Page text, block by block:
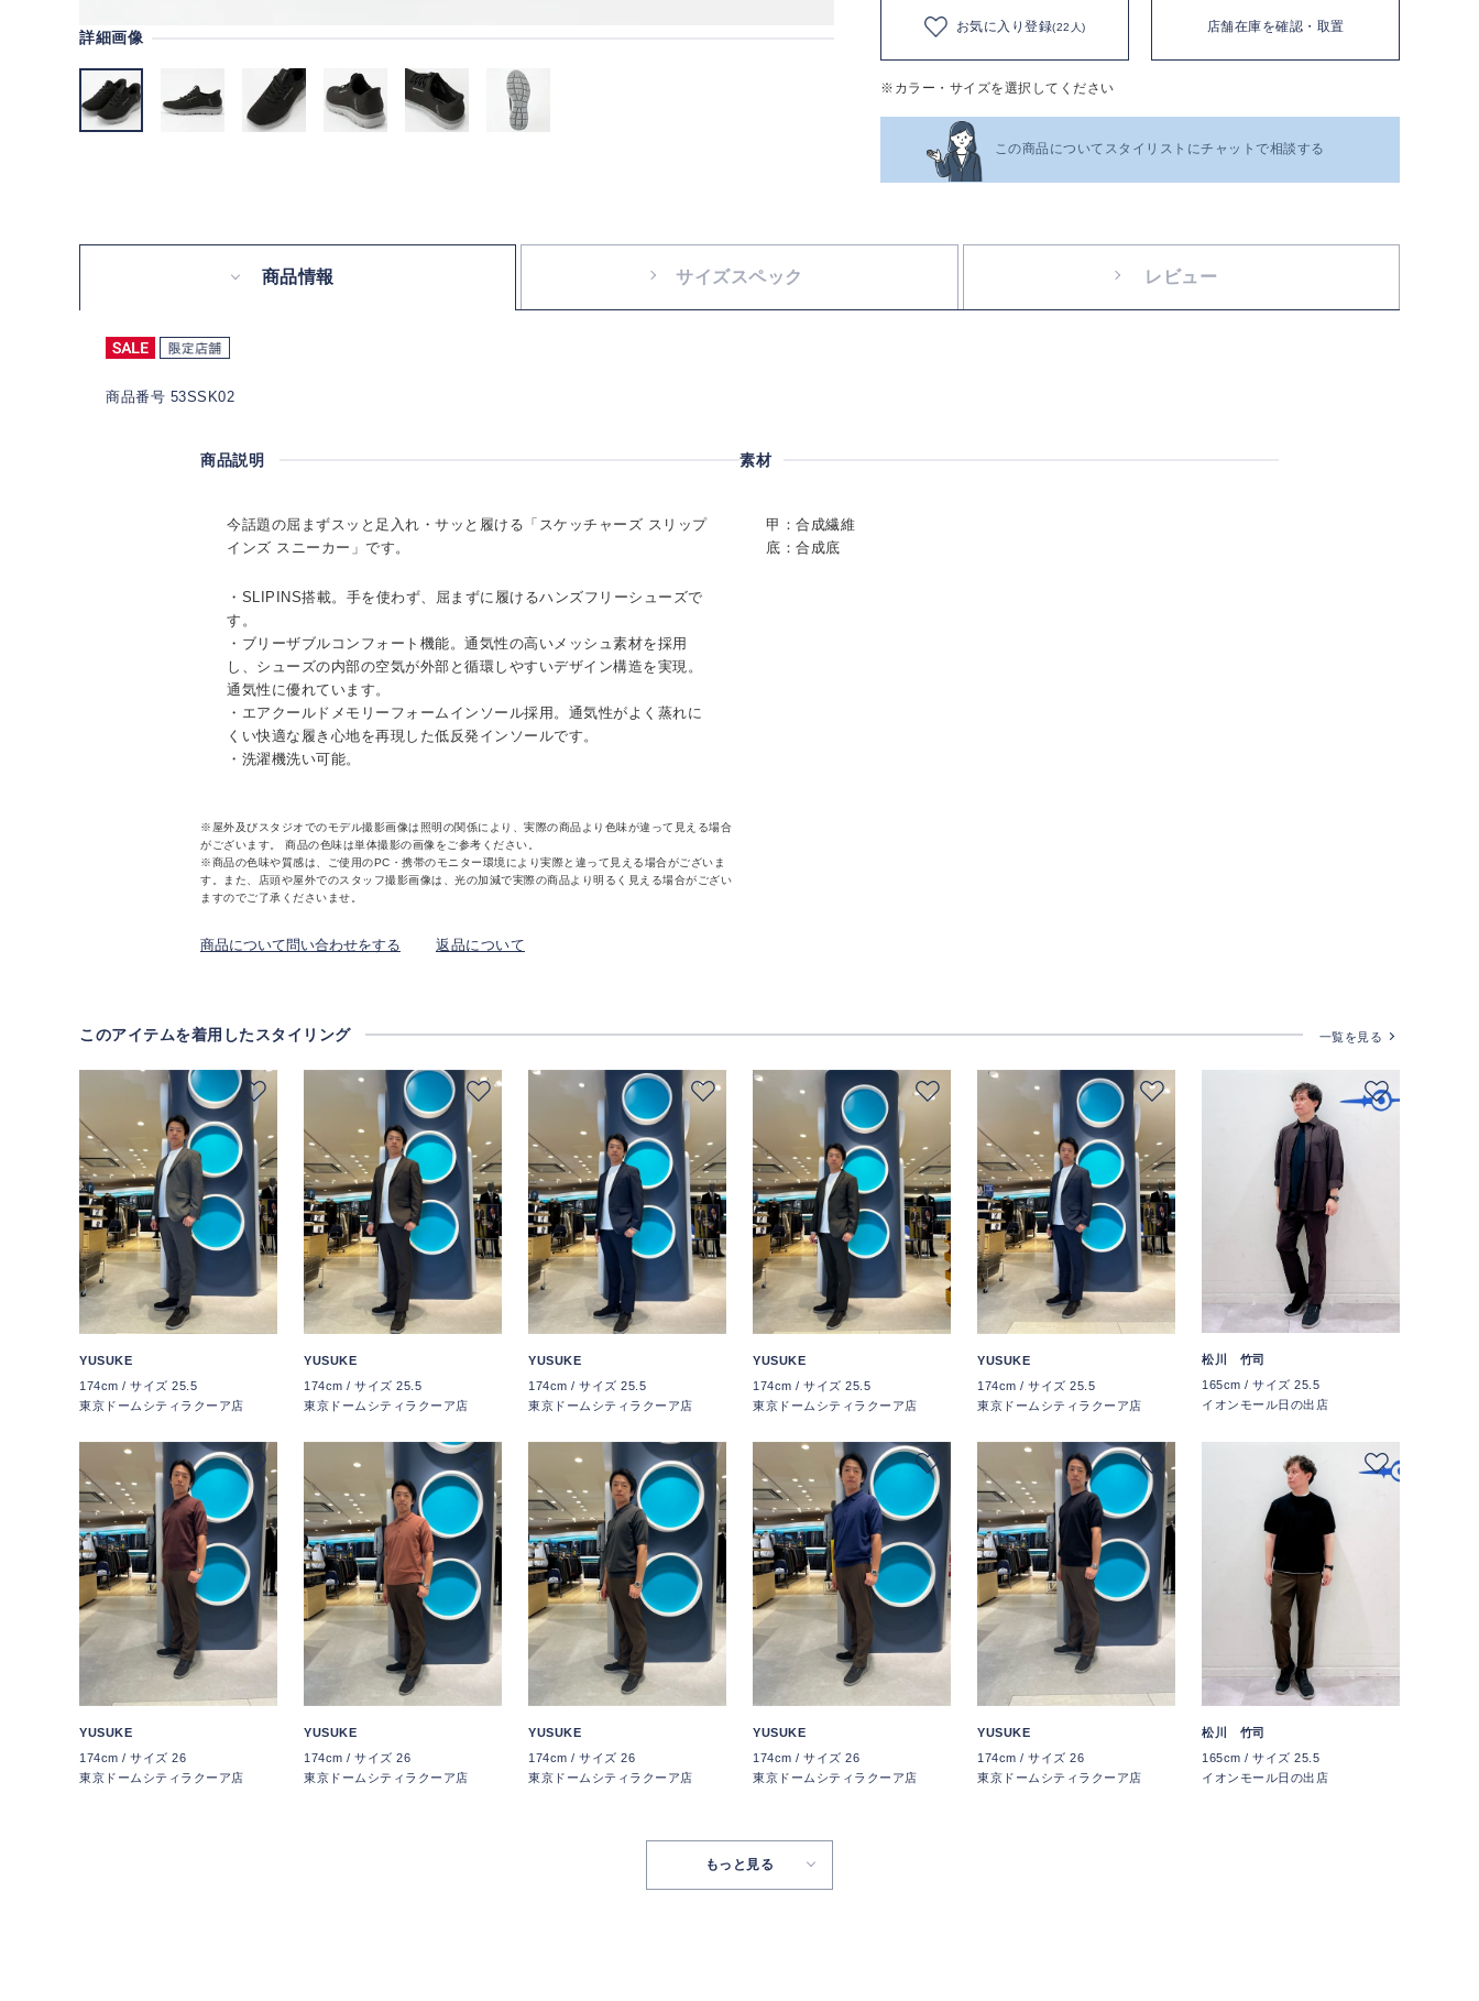
詳細画像
お気に入り登録(22人) 店舗在庫を確認・取置
※カラー・サイズを選択してください
この商品についてスタイリストにチャットで相談する
商品情報 サイズスペック レビュー
商品番号 53SSK02
商品説明
今話題の屈まずスッと足入れ・サッと履ける「スケッチャーズ スリップ
インズ スニーカー」です。
・SLIPINS搭載。手を使わず、屈まずに履けるハンズフリーシューズで
す。
・ブリーザブルコンフォート機能。通気性の高いメッシュ素材を採用
し、シューズの内部の空気が外部と循環しやすいデザイン構造を実現。
通気性に優れています。
・エアクールドメモリーフォームインソール採用。通気性がよく蒸れに
くい快適な履き心地を再現した低反発インソールです。
・洗濯機洗い可能。
※屋外及びスタジオでのモデル撮影画像は照明の関係により、実際の商品より色味が違って見える場合
がございます。 商品の色味は単体撮影の画像をご参考ください。
※商品の色味や質感は、ご使用のPC・携帯のモニター環境により実際と違って見える場合がございま
す。また、店頭や屋外でのスタッフ撮影画像は、光の加減で実際の商品より明るく見える場合がござい
ますのでご了承くださいませ。
商品について問い合わせをする 返品について
素材
甲：合成繊維
底：合成底
このアイテムを着用したスタイリング 一覧を見る
YUSUKE
174cm / サイズ 25.5
東京ドームシティラクーア店
YUSUKE
174cm / サイズ 25.5
東京ドームシティラクーア店
YUSUKE
174cm / サイズ 25.5
東京ドームシティラクーア店
YUSUKE
174cm / サイズ 25.5
東京ドームシティラクーア店
YUSUKE
174cm / サイズ 25.5
東京ドームシティラクーア店
松川 竹司
165cm / サイズ 25.5
イオンモール日の出店
YUSUKE
174cm / サイズ 26
東京ドームシティラクーア店
YUSUKE
174cm / サイズ 26
東京ドームシティラクーア店
YUSUKE
174cm / サイズ 26
東京ドームシティラクーア店
YUSUKE
174cm / サイズ 26
東京ドームシティラクーア店
YUSUKE
174cm / サイズ 26
東京ドームシティラクーア店
松川 竹司
165cm / サイズ 25.5
イオンモール日の出店
もっと見る